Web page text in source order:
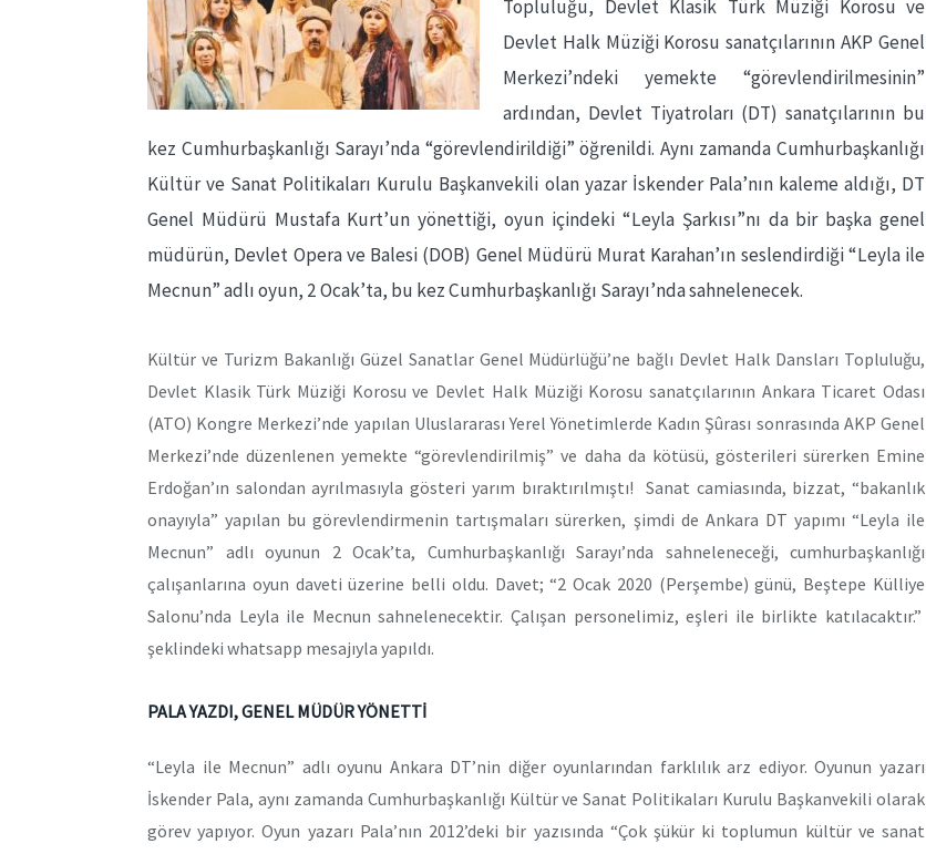
Topluluğu, Devlet Klasik Türk Müziği Korosu ve
Devlet Halk Müziği Korosu sanatçılarının AKP Genel
Merkezi’ndeki yemekte “görevlendirilmesinin”
ardından, Devlet Tiyatroları (DT) sanatçılarının bu
kez Cumhurbaşkanlığı Sarayı’nda “görevlendirildiği” öğrenildi. Aynı zamanda Cumhurbaşkanlığı
Kültür ve Sanat Politikaları Kurulu Başkanvekili olan yazar İskender Pala’nın kaleme aldığı, DT
Genel Müdürü Mustafa Kurt’un yönettiği, oyun içindeki “Leyla Şarkısı”nı da bir başka genel
müdürün, Devlet Opera ve Balesi (DOB) Genel Müdürü Murat Karahan’ın seslendirdiği “Leyla ile
Mecnun” adlı oyun, 2 Ocak’ta, bu kez Cumhurbaşkanlığı Sarayı’nda sahnelenecek.
Kültür ve Turizm Bakanlığı Güzel Sanatlar Genel Müdürlüğü’ne bağlı Devlet Halk Dansları Topluluğu,
Devlet Klasik Türk Müziği Korosu ve Devlet Halk Müziği Korosu sanatçılarının Ankara Ticaret Odası
(ATO) Kongre Merkezi’nde yapılan Uluslararası Yerel Yönetimlerde Kadın Şûrası sonrasında AKP Genel
Merkezi’nde düzenlenen yemekte “görevlendirilmiş” ve daha da kötüsü, gösterileri sürerken Emine
Erdoğan’ın salondan ayrılmasıyla gösteri yarım bıraktırılmıştı! Sanat camiasında, bizzat, “bakanlık
onayıyla” yapılan bu görevlendirmenin tartışmaları sürerken, şimdi de Ankara DT yapımı “Leyla ile
Mecnun” adlı oyunun 2 Ocak’ta, Cumhurbaşkanlığı Sarayı’nda sahneleneceği, cumhurbaşkanlığı
çalışanlarına oyun daveti üzerine belli oldu. Davet; “2 Ocak 2020 (Perşembe) günü, Beştepe Külliye
Salonu’nda Leyla ile Mecnun sahnelenecektir. Çalışan personelimiz, eşleri ile birlikte katılacaktır.”
şeklindeki whatsapp mesajıyla yapıldı.
PALA YAZDI, GENEL MÜDÜR YÖNETTİ
“Leyla ile Mecnun” adlı oyunu Ankara DT’nin diğer oyunlarından farklılık arz ediyor. Oyunun yazarı
İskender Pala, aynı zamanda Cumhurbaşkanlığı Kültür ve Sanat Politikaları Kurulu Başkanvekili olarak
görev yapıyor. Oyun yazarı Pala’nın 2012’deki bir yazısında “Çok şükür ki toplumun kültür ve sanat